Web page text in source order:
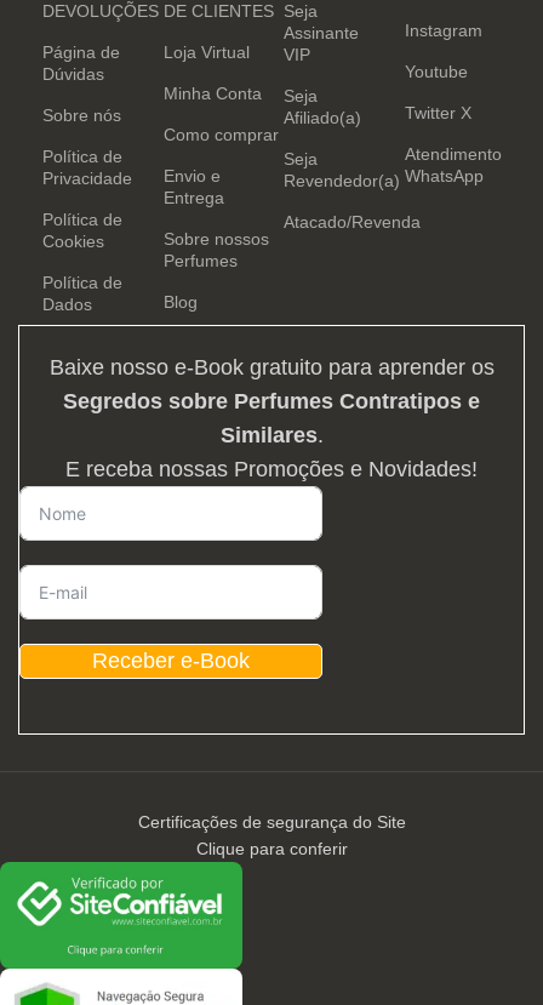
DEVOLUÇÕES
Página de
Dúvidas
Sobre nós
Política de
Privacidade
Política de
Cookies
Política de
Dados
DE CLIENTES
Loja Virtual
Minha Conta
Como comprar
Envio e
Entrega
Sobre nossos
Perfumes
Blog
Seja
Assinante
VIP
Seja
Afiliado(a)
Seja
Revendedor(a)
Atacado/Revenda
Instagram
Youtube
Twitter X
Atendimento
WhatsApp
Baixe nosso e-Book gratuito para aprender os
Segredos sobre Perfumes Contratipos e
Similares.
E receba nossas Promoções e Novidades!
Receber e-Book
Certificações de segurança do Site
Clique para conferir